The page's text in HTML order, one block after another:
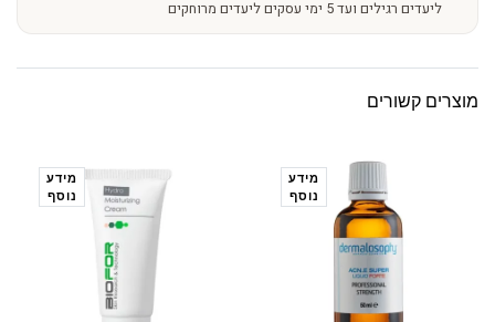
ליעדים רגילים ועד 5 ימי עסקים ליעדים מרוחקים
מוצרים קשורים
מידע
נוסף
מידע
נוסף